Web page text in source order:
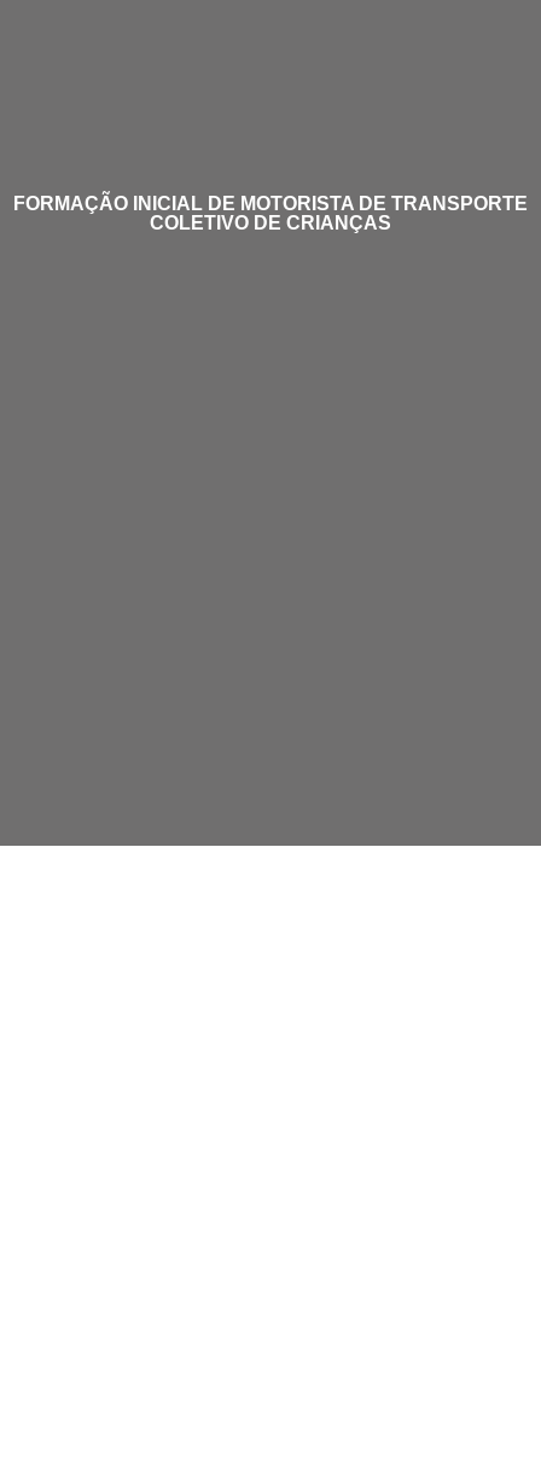
FORMAÇÃO INICIAL DE MOTORISTA DE TRANSPORTE
COLETIVO DE CRIANÇAS